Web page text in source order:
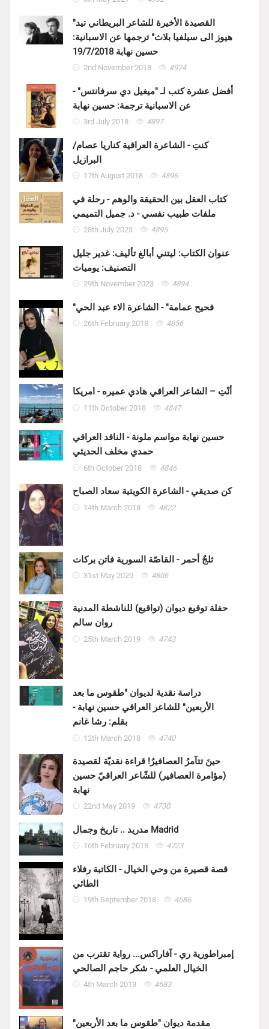
"القصيدة الأخيرة للشاعر البريطاني تيد
هيوز الى سيلفيا بلاث" ترجمها عن الاسبانية:
حسين نهابة 19/7/2018
2nd November 2018 4924
أفضل عشرة كتب لـ "ميغيل دي سرفانتس" -
عن الاسبانية ترجمة: حسين نهابة
3rd July 2018 4897
كنتِ - الشاعرة العراقية كناريا عصام/
البرازيل
17th August 2018 4896
كتاب العقل بين الحقيقة والوهم - رحلة في
ملفات طبيب نفسي - د. جميل التميمي
28th July 2023 4895
عنوان الكتاب: ليتني أبالغ تأليف: غدير جليل
التصنيف: يوميات
29th November 2023 4894
"فحيح عمامة" - الشاعرة الاء عبد الحي
26th February 2018 4856
أنْتِ – الشاعر العراقي هادي عميره - امريكا
11th October 2018 4847
حسين نهابة مواسم ملونة - الناقد العراقي
حمدي مخلف الحديثي
6th October 2018 4846
كن صديقي - الشاعرة الكويتية سعاد الصباح
14th March 2018 4822
ثلجٌ أحمر - القاصّة السورية فاتن بركات
31st May 2020 4806
حفلة توقيع ديوان (تواقيع) للناشطة المدنية
روان سالم
25th March 2019 4743
دراسة نقدية لديوان "طقوس ما بعد
الأربعين" للشاعر العراقي حسين نهابة -
بقلم: رشا غانم
12th March 2018 4740
حينَ تتآمرُ العصافيرُ! قراءة نقديّة لقصيدة
(مؤامرة العصافير) للشّاعر العراقيّ حسين
نهابة
22nd May 2019 4730
مدريد .. تاريخ وجمال Madrid
16th February 2018 4723
قصة قصيرة من وحي الخيال - الكاتبة رفلاء
الطائي
19th September 2018 4686
إمبراطورية ري - آفاراكس... رواية تقترب من
الخيال العلمي - شكر حاجم الصالحي
4th March 2018 4683
مقدمة ديوان "طقوس ما بعد الأربعين"